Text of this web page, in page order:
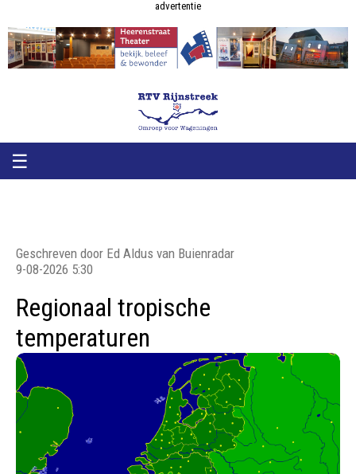
advertentie
☰
Geschreven door Ed Aldus van Buienradar
9-08-2026 5:30
Regionaal tropische
temperaturen